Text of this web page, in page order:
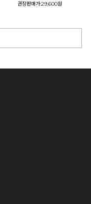
권장판매가:29,600원